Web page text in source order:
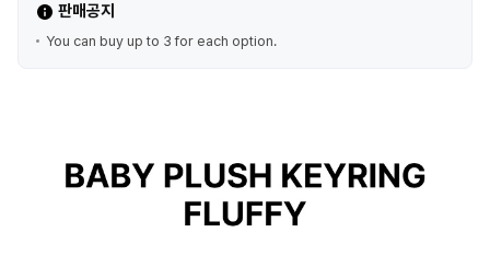
판매공지
You can buy up to 3 for each option.